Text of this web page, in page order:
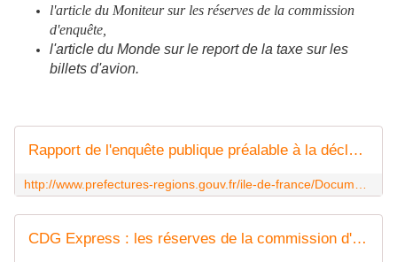
l'article du Moniteur sur les réserves de la commission
d'enquête,
l'article du Monde sur le report de la taxe sur les
billets d'avion.
Rapport de l'enquête publique préalable à la déclaration d'utilité publique modificative ... / Enquêtes publiques / Consultations / Documents & publications / Accueil - Les services de l'État en préfecture de région Île-de-France
CDG Express : les réserves de la commission d'enquête publique - Transport et infrastructures